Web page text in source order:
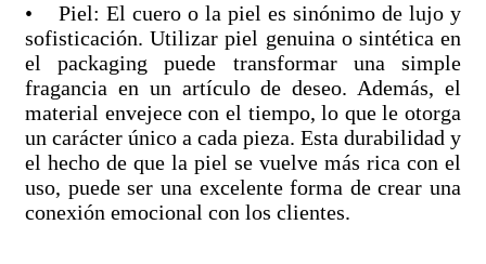
• Piel: El cuero o la piel es sinónimo de lujo y
sofisticación. Utilizar piel genuina o sintética en
el packaging puede transformar una simple
fragancia en un artículo de deseo. Además, el
material envejece con el tiempo, lo que le otorga
un carácter único a cada pieza. Esta durabilidad y
el hecho de que la piel se vuelve más rica con el
uso, puede ser una excelente forma de crear una
conexión emocional con los clientes.